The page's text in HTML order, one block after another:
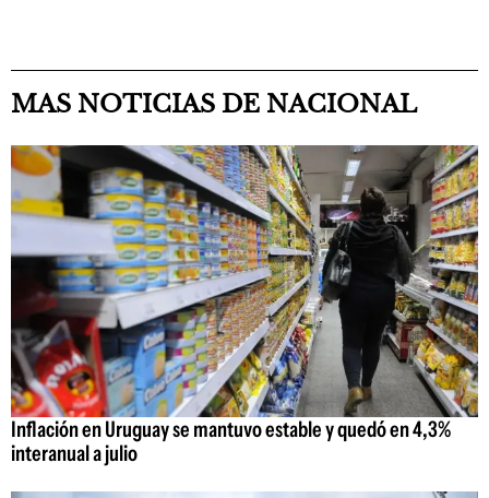
MAS NOTICIAS DE NACIONAL
Inflación en Uruguay se mantuvo estable y quedó en 4,3%
interanual a julio